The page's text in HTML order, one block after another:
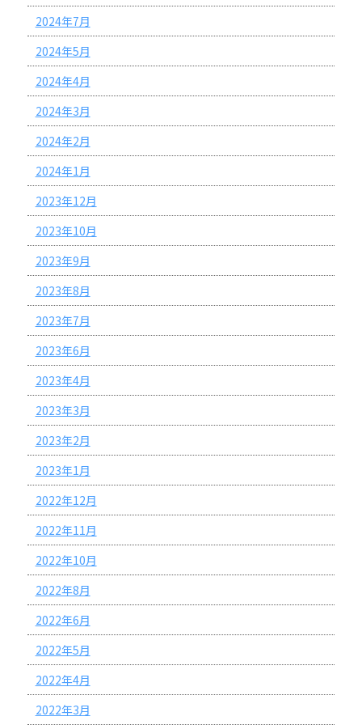
2024年7月
2024年5月
2024年4月
2024年3月
2024年2月
2024年1月
2023年12月
2023年10月
2023年9月
2023年8月
2023年7月
2023年6月
2023年4月
2023年3月
2023年2月
2023年1月
2022年12月
2022年11月
2022年10月
2022年8月
2022年6月
2022年5月
2022年4月
2022年3月